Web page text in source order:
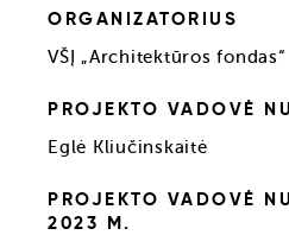
ORGANIZATORIUS
VŠĮ „Architektūros fondas“
PROJEKTO VADOVĖ
Eglė Kliučinskaitė
PROJEKTO VADOVĖ
2023 M.